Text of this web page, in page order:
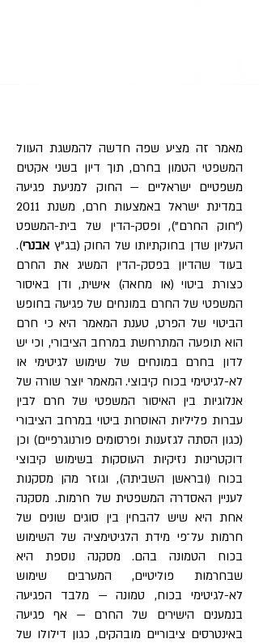
מאמר זה מציע שפה חדשה להמשגת העוול
המשפטי הטמון בחרם, תוך דיון בשני אקטים
משפטיים ישראליים — החוק למניעת פגיעה
במדינת ישראל באמצעות חרם, משנת 2011
("חוק החרם"), ופסק-הדין של בית-המשפט
העליון שדן בחוקתיותו של החוק (בג"ץ אבנרי).
בעוד שהדיון בפסק-הדין המשיג את החרם
כצורת ביטוי (או מחאה) אישית, ודן באיסור
המשפטי של החרם במונחים של פגיעה בחופש
הביטוי של הפרט, טענת המאמר היא כי חרם
הוא תופעה המתרחשת במרחב הציבורי, וכי יש
לדון בחרם במונחים של שימוש לגיטימי או
לא-לגיטימי בכוח קיבוצי. המאמר יוצר שורה של
אנלוגיות בין האיסור המשפטי של חרם לבין
עברות פליליות האוסרות ביטוי במרחב הציבורי
(כגון הסתה לגזענות ופרסומים פורנוגרפיים) וכן
דוקטרינות נזיקיות העוסקות בשימוש קיבוצי
בכוח (ובראשן השביתה), וגוזר מהן מסקנות
לעניין האסדרה המשפטית של חרמות. מסקנה
אחת היא שיש להבחין בין סוגים שונים של
חרמות על־פי מידת הלגיטימציה של השימוש
בכוח הטמונה בהם. מסקנה נוספת היא
שבחרמות פוליטיים, המערבים שימוש
לא-לגיטימי בכוח, טמונה — מלבד הפגיעה
בנמענים הישירים של החרם — אף פגיעה
באינטרסים ציבוריים מובהקים, כגון דילולו של